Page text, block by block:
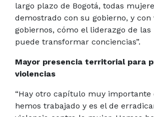
largo plazo de Bogotá, todas
demostrado con su gobierno, y con
gobiernos, cómo el liderazgo de las
puede transformar conciencias”.
Mayor presencia territorial para
violencias
“Hay otro capítulo muy importante
hemos trabajado y es el de